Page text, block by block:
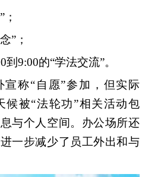
”；
到9:00的“学法交流”。
宣称“自愿”参加 ，但实际
候被“法轮功”相关活动包
与个人空间。办公场所还
一步减少了员工外出和与